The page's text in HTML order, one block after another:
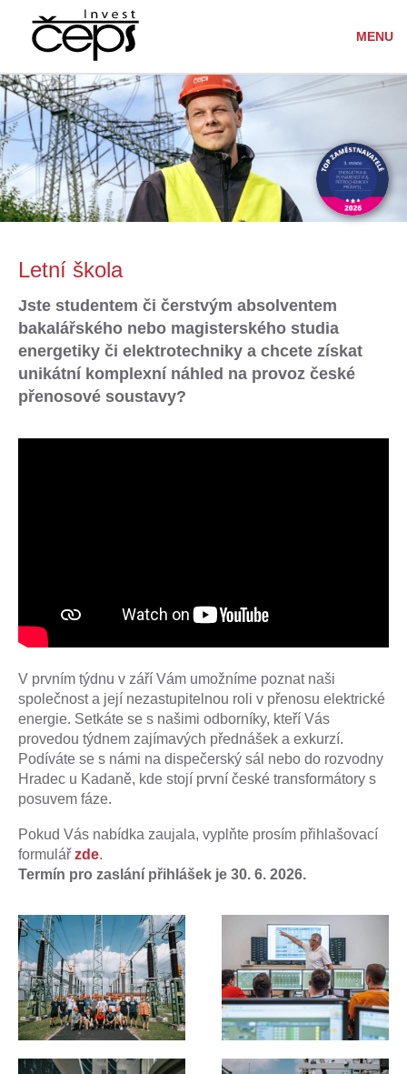
MENU
Letní škola
Jste studentem či čerstvým absolventem
bakalářského nebo magisterského studia
energetiky či elektrotechniky a chcete získat
unikátní komplexní náhled na provoz české
přenosové soustavy?
V prvním týdnu v září Vám umožníme poznat naši
společnost a její nezastupitelnou roli v přenosu elektrické
energie. Setkáte se s našimi odborníky, kteří Vás
provedou týdnem zajímavých přednášek a exkurzí.
Podíváte se s námi na dispečerský sál nebo do rozvodny
Hradec u Kadaně, kde stojí první české transformátory s
posuvem fáze.
Pokud Vás nabídka zaujala, vyplňte prosím přihlašovací
formulář zde.
Termín pro zaslání přihlášek je 30. 6. 2026.